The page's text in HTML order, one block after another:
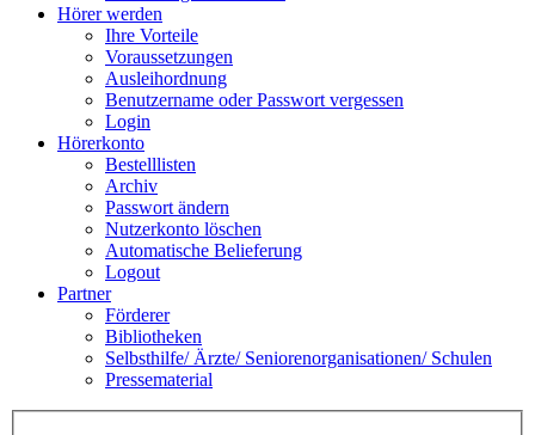
Hörer werden
Ihre Vorteile
Voraussetzungen
Ausleihordnung
Benutzername oder Passwort vergessen
Login
Hörerkonto
Bestelllisten
Archiv
Passwort ändern
Nutzerkonto löschen
Automatische Belieferung
Logout
Partner
Förderer
Bibliotheken
Selbsthilfe/ Ärzte/ Seniorenorganisationen/ Schulen
Pressematerial